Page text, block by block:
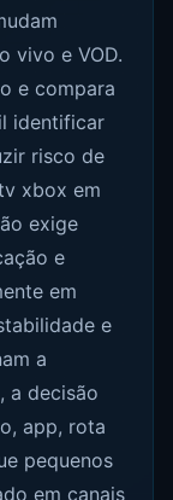
vivo e VOD.
e compara
identificar
risco de
xbox em
exige
e
em
e
a
a decisão
app, rota
pequenos
em canais